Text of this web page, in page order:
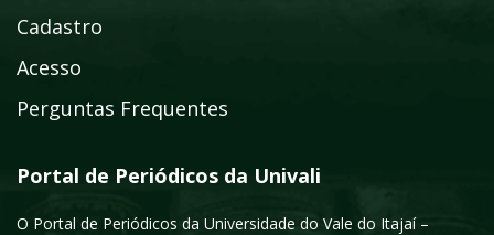
Cadastro
Acesso
Perguntas Frequentes
Portal de Periódicos da Univali
O Portal de Periódicos da Universidade do Vale do Itajaí –